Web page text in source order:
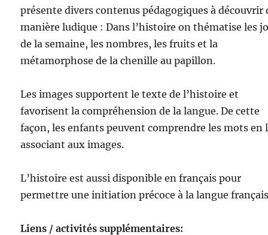
présente divers contenus pédagogiques à découvrir
manière ludique : Dans l’histoire on thématise les
de la semaine, les nombres, les fruits et la
métamorphose de la chenille au papillon.
Les images supportent le texte de l’histoire et
favorisent la compréhension de la langue. De cette
façon, les enfants peuvent comprendre les mots en
associant aux images.
L’histoire est aussi disponible en français pour
permettre une initiation précoce à la langue
Liens / activités supplémentaires: